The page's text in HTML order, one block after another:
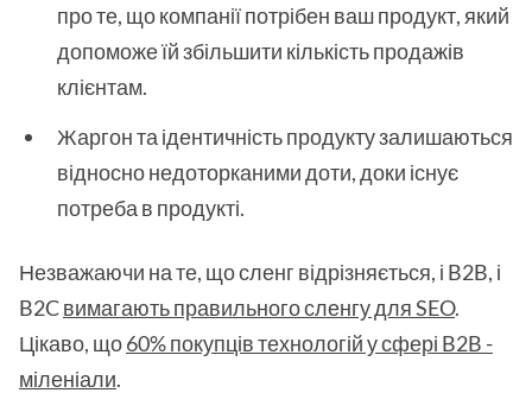
про те, що компанії потрібен ваш продукт, який
допоможе їй збільшити кількість продажів
клієнтам.
Жаргон та ідентичність продукту залишаються
відносно недоторканими доти, доки існує
потреба в продукті.
Незважаючи на те, що сленг відрізняється, і B2B, і
B2Cвимагають правильного сленгу для SEO.
Цікаво, що60% покупців технологій у сфері B2B -
міленіали.